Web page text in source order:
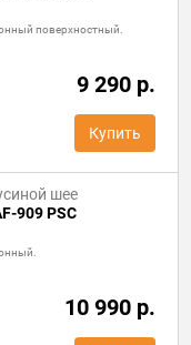
9 290 р.
поверхностный.
Купить
шее
909 PSC
10 990 р.